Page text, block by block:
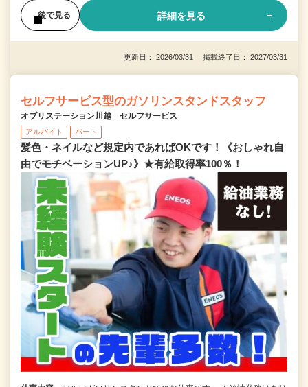
後で見る 詳細を見る
更新日： 2026/03/31 掲載終了日： 2027/03/31
セルフサービス型のガソリンスタンドスタッフ
オブリステーション川越 セルフサービス
アルバイト パート
髪色・ネイルなど規定内であればOKです！《おしゃれ自
由でモチベーションUP♪》★有給取得率100％！